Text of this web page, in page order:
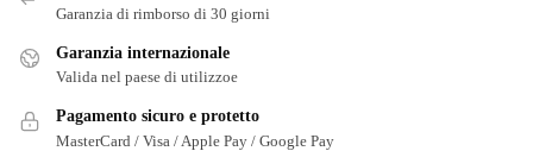
Garanzia di rimborso di 30 giorni
Garanzia internazionale
Valida nel paese di utilizzoe
Pagamento sicuro e protetto
MasterCard / Visa / Apple Pay / Google Pay